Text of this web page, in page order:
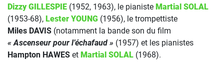
Dizzy GILLESPIE (1952, 1963), le pianiste Martial SOLAL
(1953-68), Lester YOUNG (1956), le trompettiste
Miles DAVIS (notamment la bande son du film
« Ascenseur pour l’échafaud » (1957) et les pianistes
Hampton HAWES et Martial SOLAL (1968).